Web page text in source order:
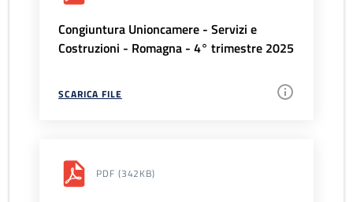
Congiuntura Unioncamere - Servizi e
Costruzioni - Romagna - 4° trimestre 2025
SCARICA FILE
PDF (342KB)